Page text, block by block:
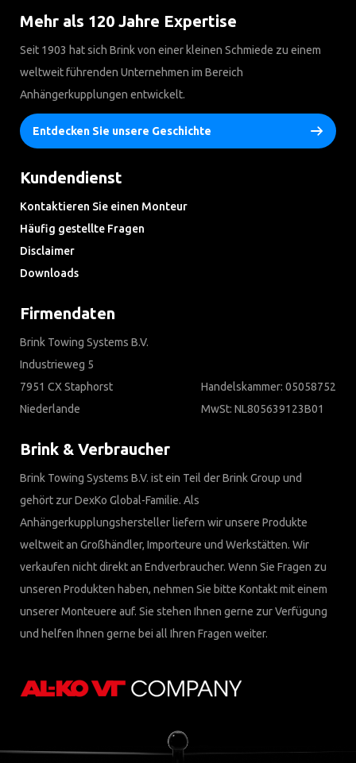
Mehr als 120 Jahre Expertise
Seit 1903 hat sich Brink von einer kleinen Schmiede zu einem
weltweit führenden Unternehmen im Bereich
Anhängerkupplungen entwickelt.
Entdecken Sie unsere Geschichte
Kundendienst
Kontaktieren Sie einen Monteur
Häufig gestellte Fragen
Disclaimer
Downloads
Firmendaten
Brink Towing Systems B.V.
Industrieweg 5
7951 CX Staphorst
Niederlande
Handelskammer: 05058752
MwSt: NL805639123B01
Brink & Verbraucher
Brink Towing Systems B.V. ist ein Teil der Brink Group und
gehört zur DexKo Global-Familie. Als
Anhängerkupplungshersteller liefern wir unsere Produkte
weltweit an Großhändler, Importeure und Werkstätten. Wir
verkaufen nicht direkt an Endverbraucher. Wenn Sie Fragen zu
unseren Produkten haben, nehmen Sie bitte Kontakt mit einem
unserer Monteuere auf. Sie stehen Ihnen gerne zur Verfügung
und helfen Ihnen gerne bei all Ihren Fragen weiter.